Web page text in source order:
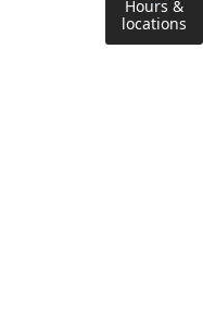
Hours &
locations